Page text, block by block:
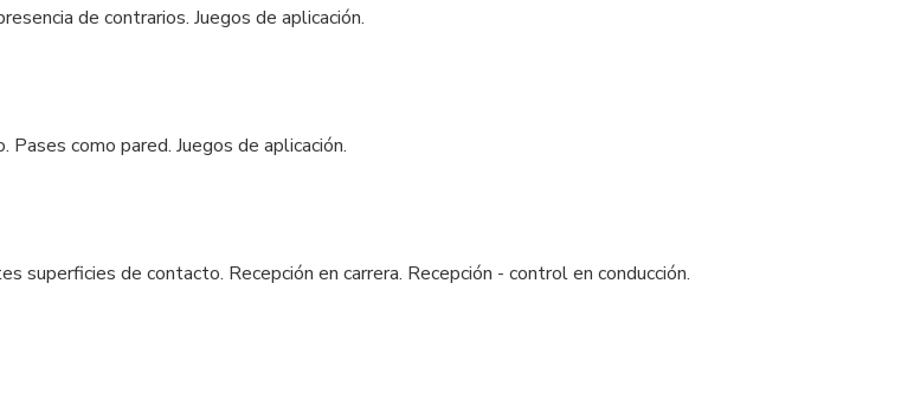
de contrarios. Juegos de aplicación.
como pared. Juegos de aplicación.
superficies de contacto. Recepción en carrera. Recepción - control en conducción.